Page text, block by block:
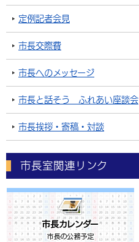
定例記者会見
市長交際費
市長へのメッセージ
市長と話そう ふれあい座談会
市長挨拶・寄稿・対談
市長室関連リンク